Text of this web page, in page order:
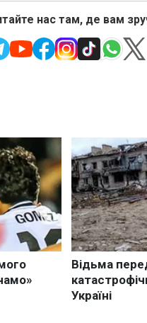
нас там, де вам